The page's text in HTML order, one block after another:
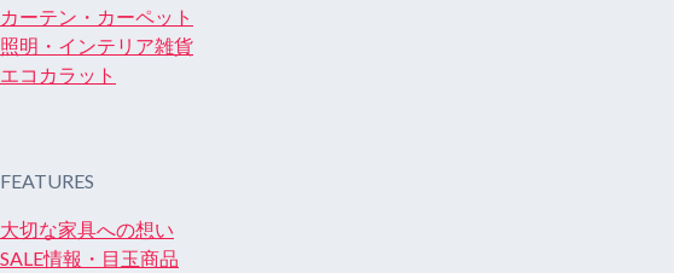
カーテン・カーペット
照明・インテリア雑貨
エコカラット
FEATURES
大切な家具への想い
SALE情報・目玉商品